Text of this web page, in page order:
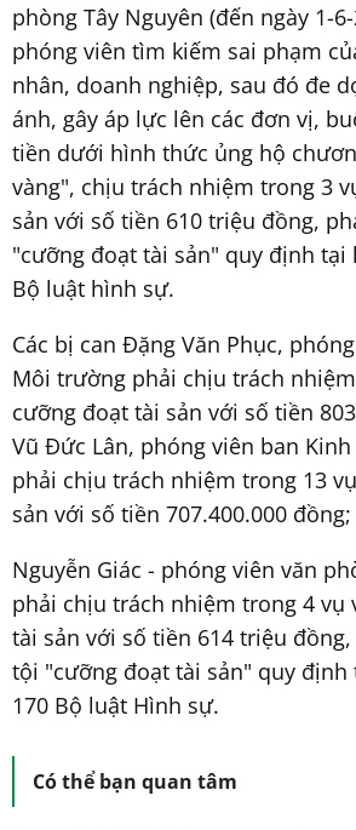
phòng Tây Nguyên (đến ngày 1-
phóng viên tìm kiếm sai phạm
nhân, doanh nghiệp, sau đó đe
ánh, gây áp lực lên các đơn vị,
tiền dưới hình thức ủng hộ
vàng", chịu trách nhiệm trong 3
sản với số tiền 610 triệu đồng,
"cưỡng đoạt tài sản" quy định tại
Bộ luật hình sự.
Các bị can Đặng Văn Phục,
Môi trường phải chịu trách
cưỡng đoạt tài sản với số tiền
Vũ Đức Lân, phóng viên ban
phải chịu trách nhiệm trong 13
sản với số tiền 707.400.000 đồng;
Nguyễn Giác - phóng viên văn
phải chịu trách nhiệm trong 4 vụ
tài sản với số tiền 614 triệu
tội "cưỡng đoạt tài sản" quy định
170 Bộ luật Hình sự.
Có thể bạn quan tâm